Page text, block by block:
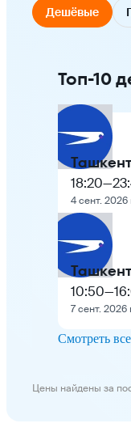
Дешёвые
Топ-10
18:20—
4 сент. 2026
10:50—
7 сент. 2026
Смотреть все
Цены найдены за